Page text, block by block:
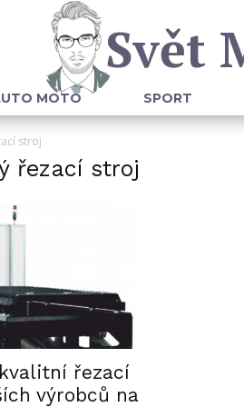
Svět
MOTO SPORT
stroj
řezací stroj
řezací
výrobců na